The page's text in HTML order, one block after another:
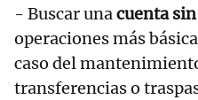
- Buscar unacuenta
operaciones más
caso del
transferencias o